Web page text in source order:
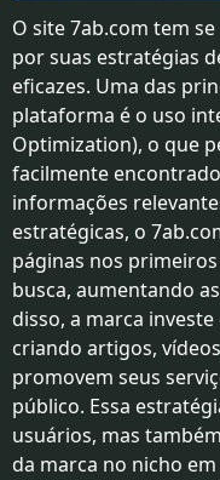
POPULARES
O site 7ab.com tem
por suas estratégias
eficazes. Uma das
plataforma é o uso
Optimization), o que
facilmente
informações
estratégicas, o
páginas nos
busca, aumentando
disso, a marca
criando artigos,
promovem seus
público. Essa
usuários, mas
da marca no nicho